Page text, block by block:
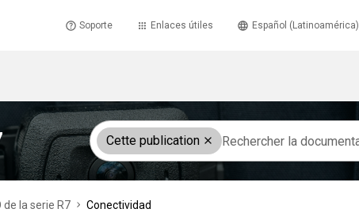
Soporte Enlaces útiles Español (Latinoamérica)
Cette publication
de la serie R7 Conectividad